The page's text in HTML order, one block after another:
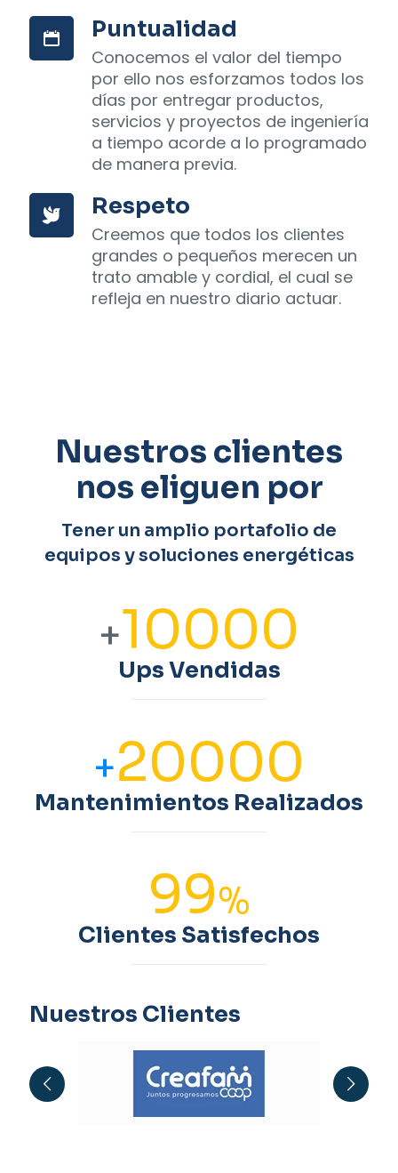
Puntualidad
Conocemos el valor del tiempo
por ello nos esforzamos todos los
días por entregar productos,
servicios y proyectos de ingeniería
a tiempo acorde a lo programado
de manera previa.
Respeto
Creemos que todos los clientes
grandes o pequeños merecen un
trato amable y cordial, el cual se
refleja en nuestro diario actuar.
Nuestros clientes
nos eliguen por
Tener un amplio portafolio de
equipos y soluciones energéticas
+10000
Ups Vendidas
+20000
Mantenimientos Realizados
99%
Clientes Satisfechos
Nuestros Clientes